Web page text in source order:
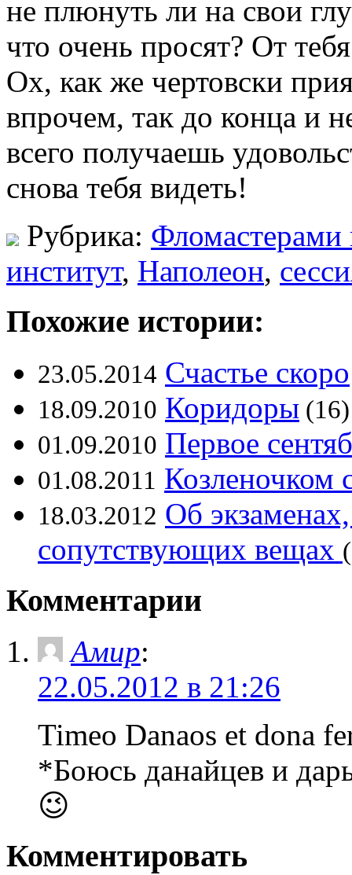
не плюнуть ли на свои
что очень просят? От
Ох, как же чертовски
впрочем, так до конца и
всего получаешь
снова тебя видеть!
Рубрика: Фломастерами
институт, Наполеон,
Похожие истории:
23.05.2014 Счастье скоро
18.09.2010 Коридоры (16)
01.09.2010 Первое
01.08.2011
18.03.2012 Об
сопутствующих вещах
Комментарии
Амир:
22.05.2012 в 21:26
Timeo Danaos et dona
*Боюсь данайцев и
😉
Комментировать